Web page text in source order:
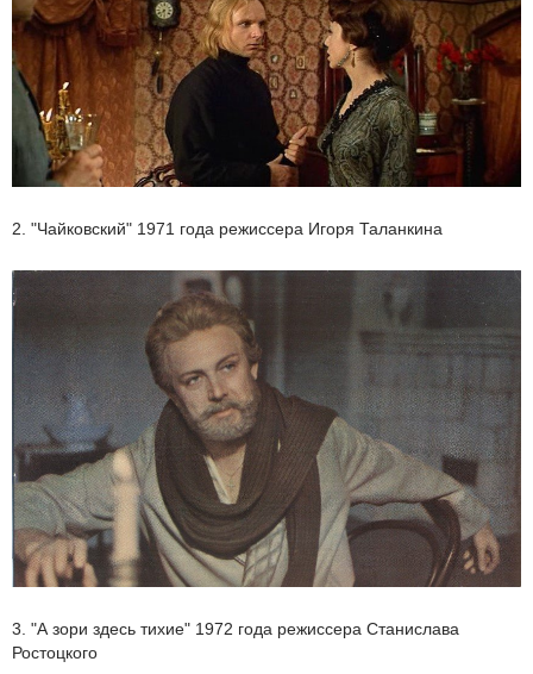
2. "Чайковский" 1971 года режиссера Игоря Таланкина
3. "А зори здесь тихие" 1972 года режиссера Станислава
Ростоцкого